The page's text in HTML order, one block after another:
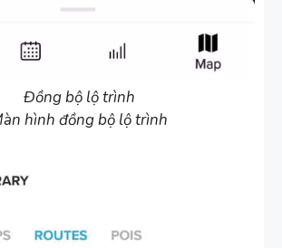
Đồng bộ lộ trình
hình đồng bộ lộ trình